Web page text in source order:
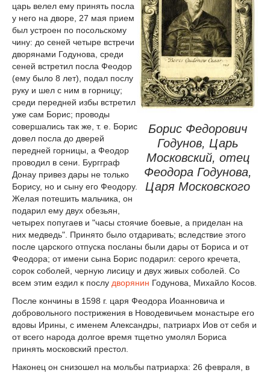
Борис Федорович
Годунов, Царь
Московский, отец
Феодора Годунова,
Царя Московского
царь велел ему принять посла
у него на дворе, 27 мая прием
был устроен по посольскому
чину: до сеней четыре встречи
дворянами Годунова, среди
сеней встретил посла Феодор
(ему было 8 лет), подал послу
руку и шел с ним в горницу;
среди передней избы встретил
уже сам Борис; проводы
совершались так же, т. е. Борис
довел посла до дверей
передней горницы, а Феодор
проводил в сени. Бургграф
Донау привез дары не только
Борису, но и сыну его Феодору.
Желая потешить мальчика, он
подарил ему двух обезьян,
четырех попугаев и "часы стоячие боевые, а приделан на
них медведь". Принято было отдаривать; вследствие этого
после царского отпуска посланы были дары от Бориса и от
Феодора; от имени сына Борис подарил: серого кречета,
сорок соболей, черную лисицу и двух живых соболей. Со
всем этим ездил к послу дворянин Годунова, Михайло Косов.
После кончины в 1598 г. царя Феодора Иоанновича и
добровольного пострижения в Новодевичьем монастыре его
вдовы Ирины, с именем Александры, патриарх Иов от себя и
от всего народа долгое время тщетно умолял Бориса
принять московский престол.
Наконец он снизошел на мольбы патриарха: 26 февраля, в